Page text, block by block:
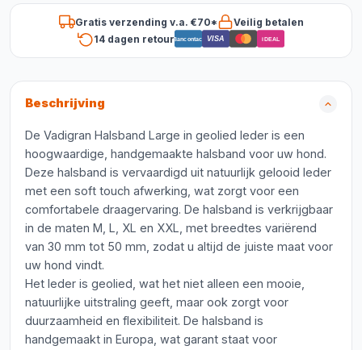
Gratis verzending v.a. €70*
Veilig betalen
14 dagen retourBancontact VISA iDEAL
Beschrijving
De Vadigran Halsband Large in geolied leder is een
hoogwaardige, handgemaakte halsband voor uw hond.
Deze halsband is vervaardigd uit natuurlijk gelooid leder
met een soft touch afwerking, wat zorgt voor een
comfortabele draagervaring. De halsband is verkrijgbaar
in de maten M, L, XL en XXL, met breedtes variërend
van 30 mm tot 50 mm, zodat u altijd de juiste maat voor
uw hond vindt.
Het leder is geolied, wat het niet alleen een mooie,
natuurlijke uitstraling geeft, maar ook zorgt voor
duurzaamheid en flexibiliteit. De halsband is
handgemaakt in Europa, wat garant staat voor